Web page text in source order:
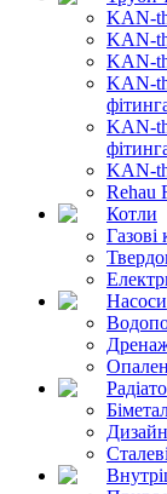
KAN-
KAN-
KAN-
KAN-
KAN-
KAN-
Rehau
Котли
Газові
Насоси
Дренаж